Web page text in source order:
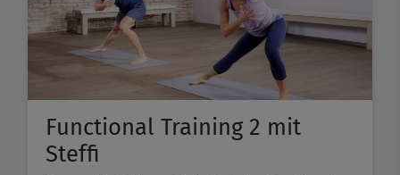
Functional Training 2 mit
Steffi